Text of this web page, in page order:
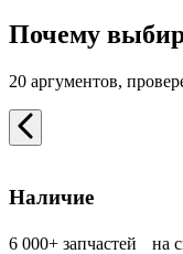
Почему
20 аргументов,
Наличие
6 000+ запчастей на